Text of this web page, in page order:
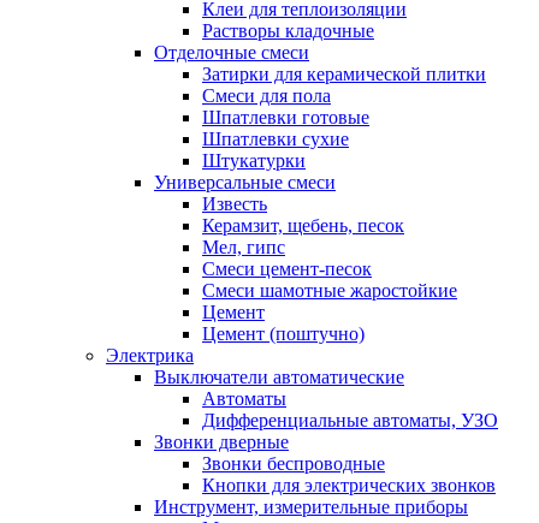
Клеи для теплоизоляции
Растворы кладочные
Отделочные смеси
Затирки для керамической плитки
Смеси для пола
Шпатлевки готовые
Шпатлевки сухие
Штукатурки
Универсальные смеси
Известь
Керамзит, щебень, песок
Мел, гипс
Смеси цемент-песок
Смеси шамотные жаростойкие
Цемент
Цемент (поштучно)
Электрика
Выключатели автоматические
Автоматы
Дифференциальные автоматы, УЗО
Звонки дверные
Звонки беспроводные
Кнопки для электрических звонков
Инструмент, измерительные приборы